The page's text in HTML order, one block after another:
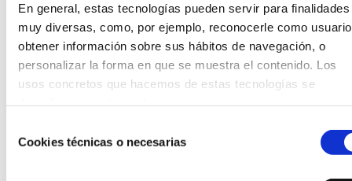
En general, estas tecnologías pueden servir para finalidades
muy diversas, como, por ejemplo, reconocerle como
obtener información sobre sus hábitos de navegación, o
personalizar la forma en que se muestra el contenido. Los
usos concretos que hacemos de estas tecnologías se
deCookies técnicas o necesarias
gran encuentro de la red, el PEXfest 2026, que se celebrará
en Bucarest del 3 al 6 de marzo de 2026, así como
coordinar las actividades regulares de la comunidad,que
incluyen encuentros virtuales, círculos de aprendizaje
temáticos y comunicación interna y externa.
Se busca una persona con habilidades
filantropía y el cambio social, experiencia en la
dinamización de comunidades o redes (aunque sea